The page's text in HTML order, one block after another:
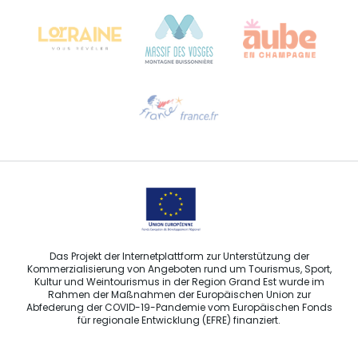
Sprechen Sie uns per E-Mail an
Das Projekt der Internetplattform zur Unterstützung der
Kommerzialisierung von Angeboten rund um Tourismus, Sport,
Kultur und Weintourismus in der Region Grand Est wurde im
Rahmen der Maßnahmen der Europäischen Union zur
Abfederung der COVID-19-Pandemie vom Europäischen Fonds
für regionale Entwicklung (EFRE) finanziert.